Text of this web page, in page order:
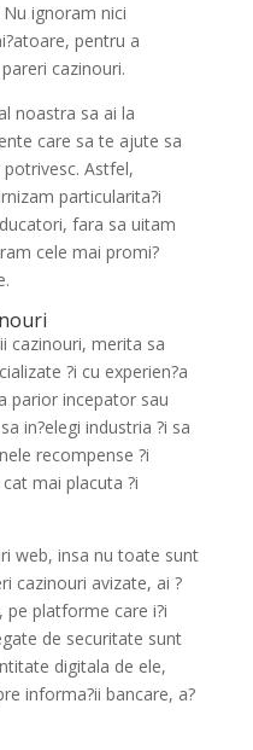
ignoram nici
pentru a
cazinouri.
noastra sa ai la
care sa te ajute sa
Astfel,
particularita?i
fara sa uitam
cele mai promi?
cazinouri, merita sa
?i cu experien?a
parior incepator sau
in?elegi industria ?i sa
recompense ?i
mai placuta ?i
web, insa nu toate sunt
cazinouri avizate, ai ?
pe platforme care i?i
de securitate sunt
digitala de ele,
informa?ii bancare, a?